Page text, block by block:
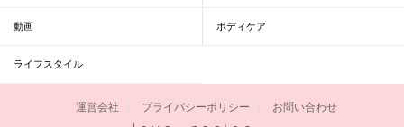
動画 ボディケア
ライフスタイル
運営会社 プライバシーポリシー お問い合わせ